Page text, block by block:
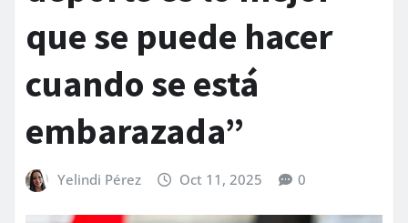
que se puede hacer
cuando se está
embarazada”
Yelindi Pérez Oct 11, 2025 0